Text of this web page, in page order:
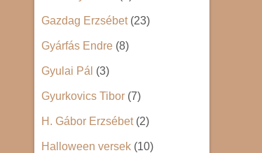
Gazdag Erzsébet(23)
Gyárfás Endre (8)
Gyulai Pál (3)
Gyurkovics Tibor (7)
H. Gábor Erzsébet(2)
Halloween versek (10)